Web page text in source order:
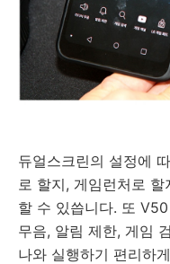
듀얼스크린의 설정에
로 할지, 게임런처로
할 수 있씁니다. 또
무음, 알림 제한, 게임
나와 실행하기 편리하